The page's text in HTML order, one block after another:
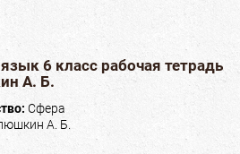
6 класс рабочая тетрадь
А. Б.
Сфера
А. Б.